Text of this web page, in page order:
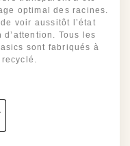
optimal des racines.
voir aussitôt l’état
Tous les
sont fabriqués à